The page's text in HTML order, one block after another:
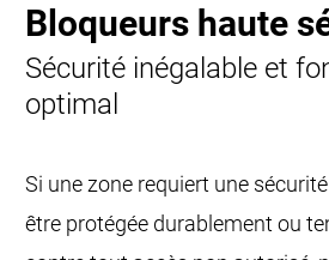
Bloqueurs haute
Sécurité inégalable et
optimal
Si une zone requiert une
être protégée durablement ou